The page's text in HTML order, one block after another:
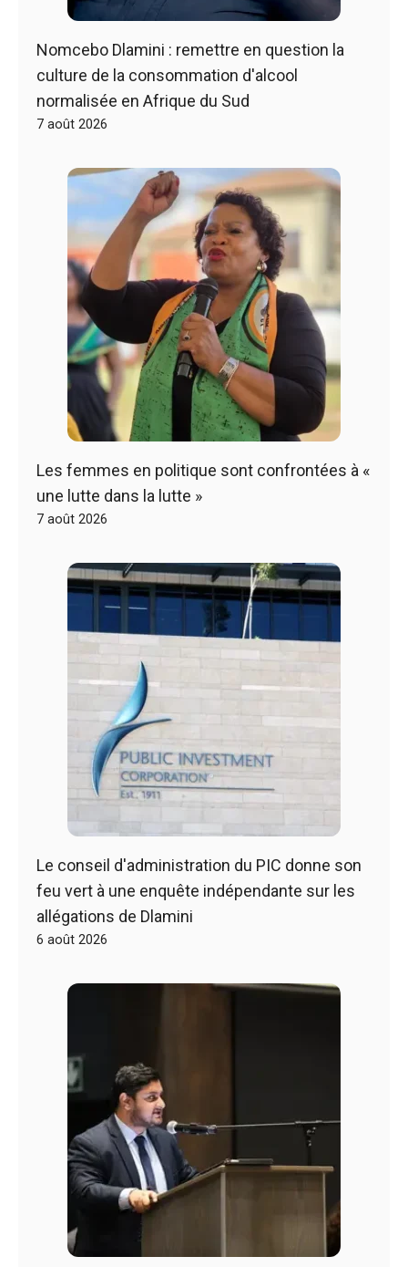
Nomcebo Dlamini : remettre en question la
culture de la consommation d'alcool
normalisée en Afrique du Sud
7 août 2026
Les femmes en politique sont confrontées à «
une lutte dans la lutte »
7 août 2026
Le conseil d'administration du PIC donne son
feu vert à une enquête indépendante sur les
allégations de Dlamini
6 août 2026